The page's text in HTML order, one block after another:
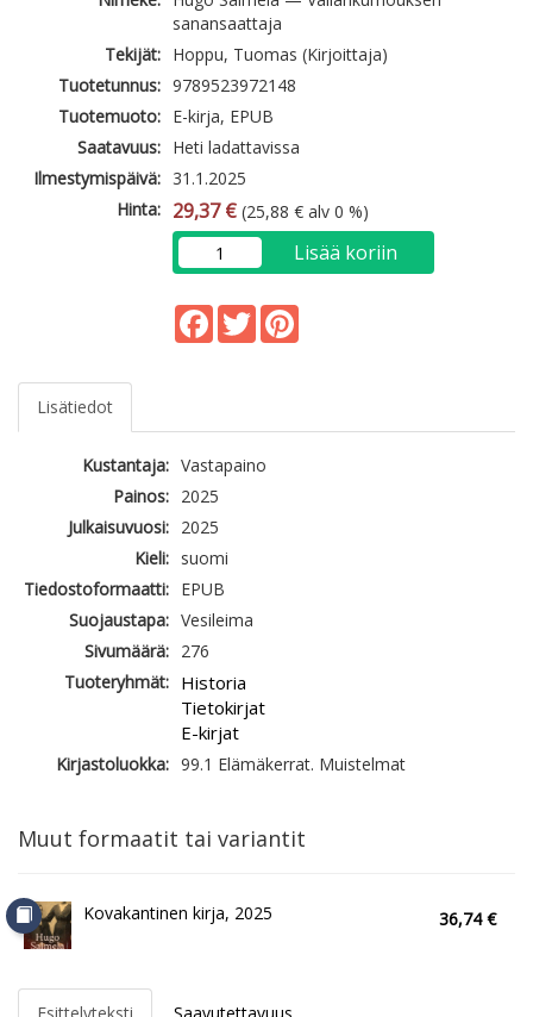
sanansaattaja
Tekijät: Hoppu, Tuomas (Kirjoittaja)
Tuotetunnus: 9789523972148
Tuotemuoto: E-kirja, EPUB
Saatavuus: Heti ladattavissa
Ilmestymispäivä: 31.1.2025
Hinta: 29,37 € (25,88 € alv 0 %)
Lisää koriin
Facebook
Twitter
Lisätiedot
Kustantaja: Vastapaino
Painos: 2025
Julkaisuvuosi: 2025
Kieli: suomi
Tiedostoformaatti: EPUB
Suojaustapa: Vesileima
Sivumäärä: 276
Tuoteryhmät: Historia
Tietokirjat
E-kirjat
Kirjastoluokka: 99.1 Elämäkerrat. Muistelmat
Muut formaatit tai variantit
Kovakantinen kirja, 2025 36,74 €